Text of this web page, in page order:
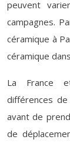
peuvent
campagnes.
céramique à
céramique
La France
différences
avant de
de